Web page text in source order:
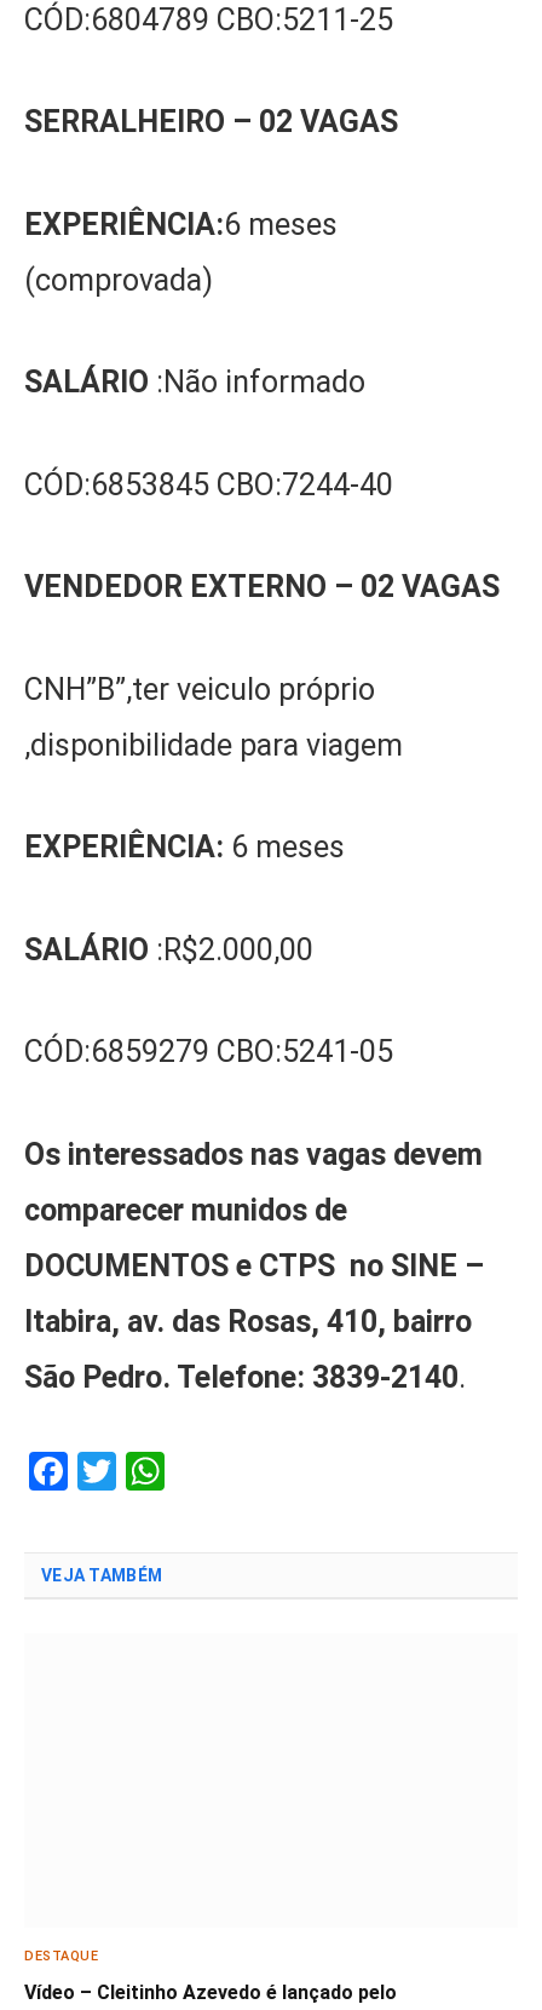
CÓD:6804789 CBO:5211-25
SERRALHEIRO – 02 VAGAS
EXPERIÊNCIA:6 meses
(comprovada)
SALÁRIO :Não informado
CÓD:6853845 CBO:7244-40
VENDEDOR EXTERNO – 02 VAGAS
CNH”B”,ter veiculo próprio
,disponibilidade para viagem
EXPERIÊNCIA: 6 meses
SALÁRIO :R$2.000,00
CÓD:6859279 CBO:5241-05
Os interessados nas vagas devem
comparecer munidos de
DOCUMENTOS e CTPS no SINE –
Itabira, av. das Rosas, 410, bairro
São Pedro. Telefone: 3839-2140.
Facebook
Twitter
VEJA TAMBÉM
DESTAQUE
Vídeo – Cleitinho Azevedo é lançado pelo